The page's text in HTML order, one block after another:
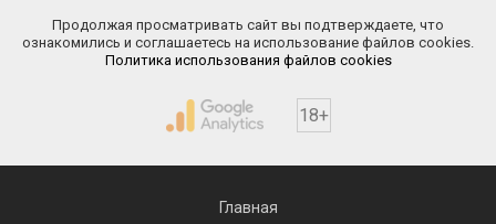
Продолжая просматривать сайт вы подтверждаете, что
ознакомились и соглашаетесь на использование файлов cookies.
Политика использования файлов cookies
18+
Главная